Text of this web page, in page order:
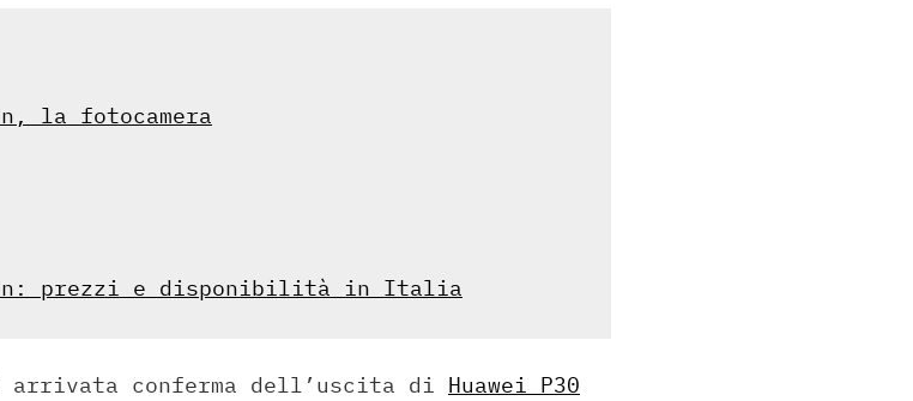
la fotocamera
prezzi e disponibilità in Italia
arrivata conferma dell’uscita di Huawei P30